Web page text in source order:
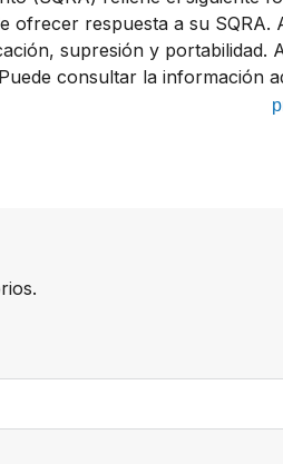
ofrecer respuesta a su
supresión y portabilidad.
consultar la información